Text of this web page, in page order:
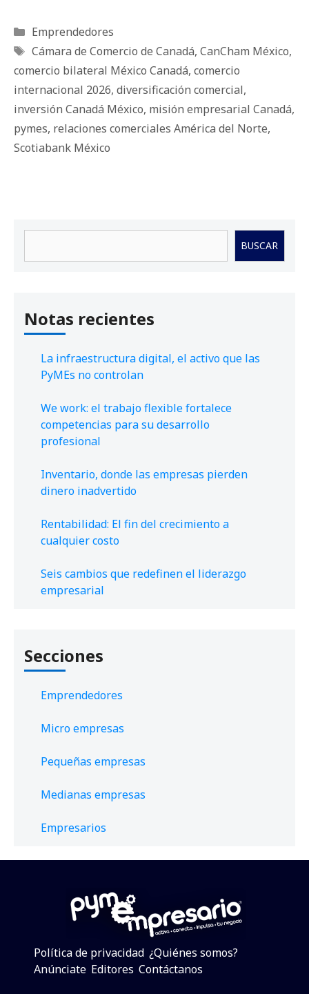
Categorías
Emprendedores
Etiquetas
Cámara de Comercio de Canadá, CanCham México,
comercio bilateral México Canadá, comercio
internacional 2026, diversificación comercial,
inversión Canadá México, misión empresarial Canadá,
pymes, relaciones comerciales América del Norte,
Scotiabank México
BUSCAR
Notas recientes
La infraestructura digital, el activo que las
PyMEs no controlan
We work: el trabajo flexible fortalece
competencias para su desarrollo
profesional
Inventario, donde las empresas pierden
dinero inadvertido
Rentabilidad: El fin del crecimiento a
cualquier costo
Seis cambios que redefinen el liderazgo
empresarial
Secciones
Emprendedores
Micro empresas
Pequeñas empresas
Medianas empresas
Empresarios
Política de privacidad ¿Quiénes somos?
Anúnciate Editores Contáctanos